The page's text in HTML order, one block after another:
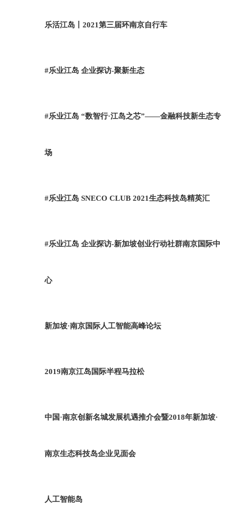
乐活江岛丨2021第三届环南京自行车
#乐业江岛 企业探访-聚新生态
#乐业江岛 “数智行·江岛之芯”——金融科技新生态专
场
#乐业江岛 SNECO CLUB 2021生态科技岛精英汇
#乐业江岛 企业探访-新加坡创业行动社群南京国际中
心
新加坡·南京国际人工智能高峰论坛
2019南京江岛国际半程马拉松
中国·南京创新名城发展机遇推介会暨2018年新加坡·
南京生态科技岛企业见面会
人工智能岛